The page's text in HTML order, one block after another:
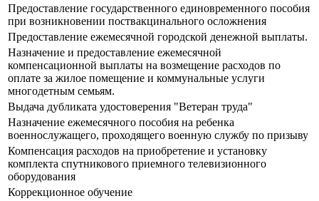
Предоставление государственного единовременного пособия
при возникновении поствакцинального осложнения
Предоставление ежемесячной городской денежной выплаты.
Назначение и предоставление ежемесячной
компенсационной выплаты на возмещение расходов по
оплате за жилое помещение и коммунальные услуги
многодетным семьям.
Выдача дубликата удостоверения "Ветеран труда"
Назначение ежемесячного пособия на ребенка
военнослужащего, проходящего военную службу по призыву
Компенсация расходов на приобретение и установку
комплекта спутникового приемного телевизионного
оборудования
Коррекционное обучение